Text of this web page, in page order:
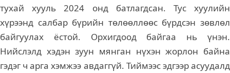
тухай хууль 2024 онд батлагдсан. Тус хуулийн
хүрээнд салбар бүрийн төлөөллөөс бүрдсэн зөвлөл
байгуулах ёстой. Орхигдоод байгаа нь үнэн.
Нийслэлд хэдэн зуун мянган нүхэн жорлон байна
гэдэг ч арга хэмжээ авдаггүй. Тиймээс эдгээр асуудалд